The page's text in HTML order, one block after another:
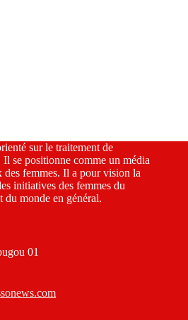
sur le traitement de
se positionne comme un média
femmes. Il a pour vision la
initiatives des femmes du
monde en général.
01